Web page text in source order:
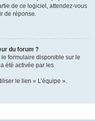
de ce logiciel, attendez-vous
de réponse.
du forum ?
formulaire disponible sur le
été activée par les
le lien « L’équipe ».